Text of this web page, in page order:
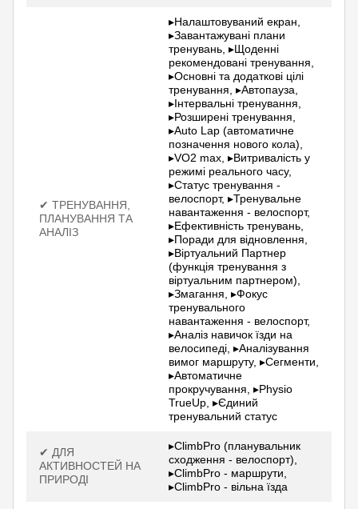
✔ ТРЕНУВАННЯ,
ПЛАНУВАННЯ ТА
АНАЛІЗ
▸Налаштовуваний екран,
▸Завантажувані плани
тренувань, ▸Щоденні
рекомендовані тренування,
▸Основні та додаткові цілі
тренування, ▸Автопауза,
▸Інтервальні тренування,
▸Розширені тренування,
▸Auto Lap (автоматичне
позначення нового кола),
▸VO2 max, ▸Витривалість у
режимі реального часу,
▸Статус тренування -
велоспорт, ▸Тренувальне
навантаження - велоспорт,
▸Ефективність тренувань,
▸Поради для відновлення,
▸Віртуальний Партнер
(функція тренування з
віртуальним партнером),
▸Змагання, ▸Фокус
тренувального
навантаження - велоспорт,
▸Аналіз навичок їзди на
велосипеді, ▸Аналізування
вимог маршруту, ▸Сегменти,
▸Автоматичне
прокручування, ▸Physio
TrueUp, ▸Єдиний
тренувальний статус
✔ ДЛЯ
АКТИВНОСТЕЙ НА
ПРИРОДІ
▸ClimbPro (планувальник
сходження - велоспорт),
▸ClimbPro - маршрути,
▸ClimbPro - вільна їзда